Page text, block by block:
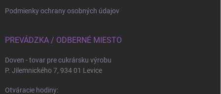
Podmienky ochrany osobných údajov
PREVÁDZKA / ODBERNÉ MIESTO
Doven - tovar pre cukrársku výrobu
P. Jilemnického 7, 934 01 Levice
Otváracie hodiny: